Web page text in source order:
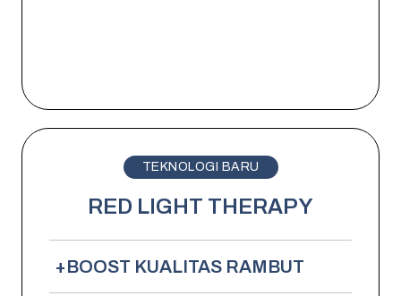
TEKNOLOGI BARU
RED LIGHT THERAPY
+BOOST KUALITAS RAMBUT